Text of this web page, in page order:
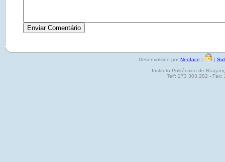
Desenvolvido por Neoface | |
Instituto Politécnico de
Telf: 273 303 282 - Fax: